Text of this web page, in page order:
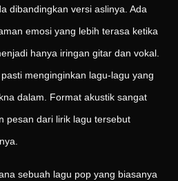
dibandingkan versi aslinya. Ada
emosi yang lebih terasa ketika
hanya iringan gitar dan vokal.
menginginkan lagu-lagu yang
dalam. Format akustik sangat
pesan dari lirik lagu tersebut
sebuah lagu pop yang biasanya